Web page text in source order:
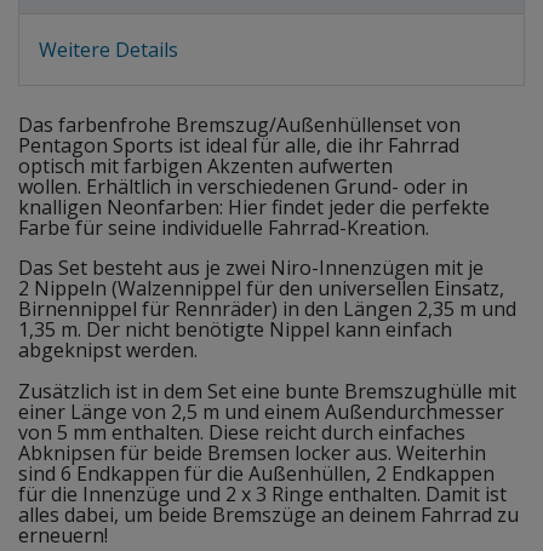
Weitere Details
Das farbenfrohe Bremszug/Außenhüllenset von
Pentagon Sports ist ideal für alle, die ihr Fahrrad
optisch mit farbigen Akzenten aufwerten
wollen. Erhältlich in verschiedenen Grund- oder in
knalligen Neonfarben: Hier findet jeder die perfekte
Farbe für seine individuelle Fahrrad-Kreation.
Das Set besteht aus je zwei Niro-Innenzügen mit je
2 Nippeln (Walzennippel für den universellen Einsatz,
Birnennippel für Rennräder) in den Längen 2,35 m und
1,35 m. Der nicht benötigte Nippel kann einfach
abgeknipst werden.
Zusätzlich ist in dem Set eine bunte Bremszughülle mit
einer Länge von 2,5 m und einem Außendurchmesser
von 5 mm enthalten. Diese reicht durch einfaches
Abknipsen für beide Bremsen locker aus. Weiterhin
sind 6 Endkappen für die Außenhüllen, 2 Endkappen
für die Innenzüge und 2 x 3 Ringe enthalten. Damit ist
alles dabei, um beide Bremszüge an deinem Fahrrad zu
erneuern!